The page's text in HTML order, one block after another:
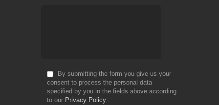
By submitting the form you give us your
consent to process the personal data
specified by you in the fields above according
to our Privacy Policy